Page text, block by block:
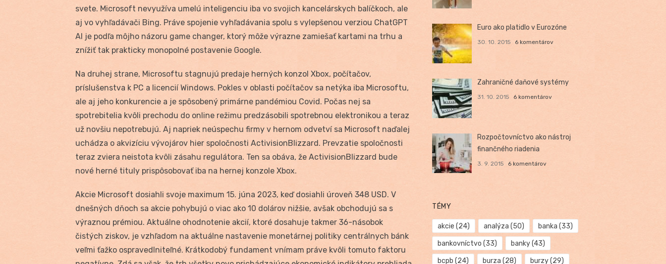
svete. Microsoft nevyužíva umelú inteligenciu iba vo svojich kancelárskych balíčkoch, ale
aj vo vyhľadávači Bing. Práve spojenie vyhľadávania spolu s vylepšenou verziou ChatGPT
AI je podľa môjho názoru game changer, ktorý môže výrazne zamiešať kartami na trhu a
znížiť tak prakticky monopolné postavenie Google.
Na druhej strane, Microsoftu stagnujú predaje herných konzol Xbox, počítačov,
príslušenstva k PC a licencií Windows. Pokles v oblasti počítačov sa netýka iba Microsoftu,
ale aj jeho konkurencie a je spôsobený primárne pandémiou Covid. Počas nej sa
spotrebitelia kvôli prechodu do online režimu predzásobili spotrebnou elektronikou a teraz
už novšiu nepotrebujú. Aj napriek neúspechu firmy v hernom odvetví sa Microsoft naďalej
uchádza o akvizíciu vývojárov hier spoločnosti ActivisionBlizzard. Prevzatie spoločnosti
teraz zviera neistota kvôli zásahu regulátora. Ten sa obáva, že ActivisionBlizzard bude
nové herné tituly prispôsobovať iba na hernej konzole Xbox.
Akcie Microsoft dosiahli svoje maximum 15. júna 2023, keď dosiahli úroveň 348 USD. V
dnešných dňoch sa akcie pohybujú o viac ako 10 dolárov nižšie, avšak obchodujú sa s
výraznou prémiou. Aktuálne ohodnotenie akcií, ktoré dosahuje takmer 36-násobok
čistých ziskov, je vzhľadom na aktuálne nastavenie monetárnej politiky centrálnych bánk
veľmi ťažko ospravedlniteľné. Krátkodobý fundament vnímam práve kvôli tomuto faktoru
Euro ako platidlo v Eurozóne
30. 10. 2015 6 komentárov
Zahraničné daňové systémy
31. 10. 2015 6 komentárov
Rozpočtovníctvo ako nástroj
finančného riadenia
3. 9. 2015 6 komentárov
TÉMY
akcie (24) analýza (50) banka (33)
bankovníctvo (33) banky(43)
bcpb (24) burza (28) burzy(29)